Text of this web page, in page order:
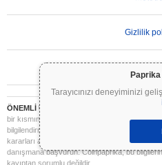
Tarayıcınızı deneyiminizi
Gizlilik
ÖNEMLİ UYARI:
Kripto paralar son derece
bir kısmını veya tamamını kaybedebilirsiniz.
bilgilendirme amaçlıdır ve finansal veya
kararları almadan önce daima kendi
danışmana başvurun. Coinpaprika, bu
kayıptan sorumlu değildir.